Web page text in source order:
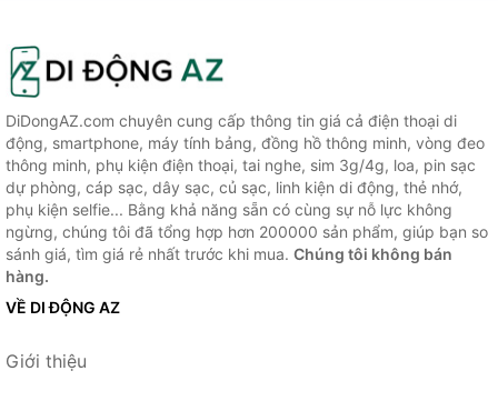
DiDongAZ.com chuyên cung cấp thông tin giá cả điện thoại di
động, smartphone, máy tính bảng, đồng hồ thông minh, vòng đeo
thông minh, phụ kiện điện thoại, tai nghe, sim 3g/4g, loa, pin sạc
dự phòng, cáp sạc, dây sạc, củ sạc, linh kiện di động, thẻ nhớ,
phụ kiện selfie... Bằng khả năng sẵn có cùng sự nỗ lực không
ngừng, chúng tôi đã tổng hợp hơn 200000 sản phẩm, giúp bạn so
sánh giá, tìm giá rẻ nhất trước khi mua. Chúng tôi không bán
hàng.
VỀ DI ĐỘNG AZ
Giới thiệu